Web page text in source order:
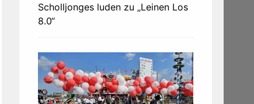
Scholljonges luden zu „Leinen Los
8.0“